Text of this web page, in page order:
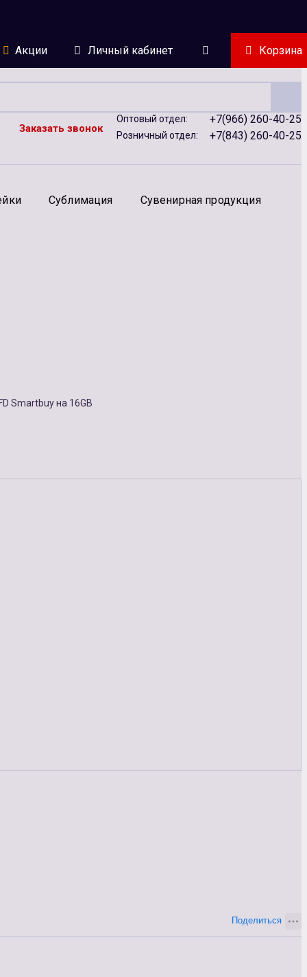
Акции Личный кабинет Корзина
Заказать звонок
Оптовый отдел: +7(966) 260-40-25
Розничный отдел: +7(843) 260-40-25
Сублимация
Сувенирная продукция
Smartbuy на 16GB